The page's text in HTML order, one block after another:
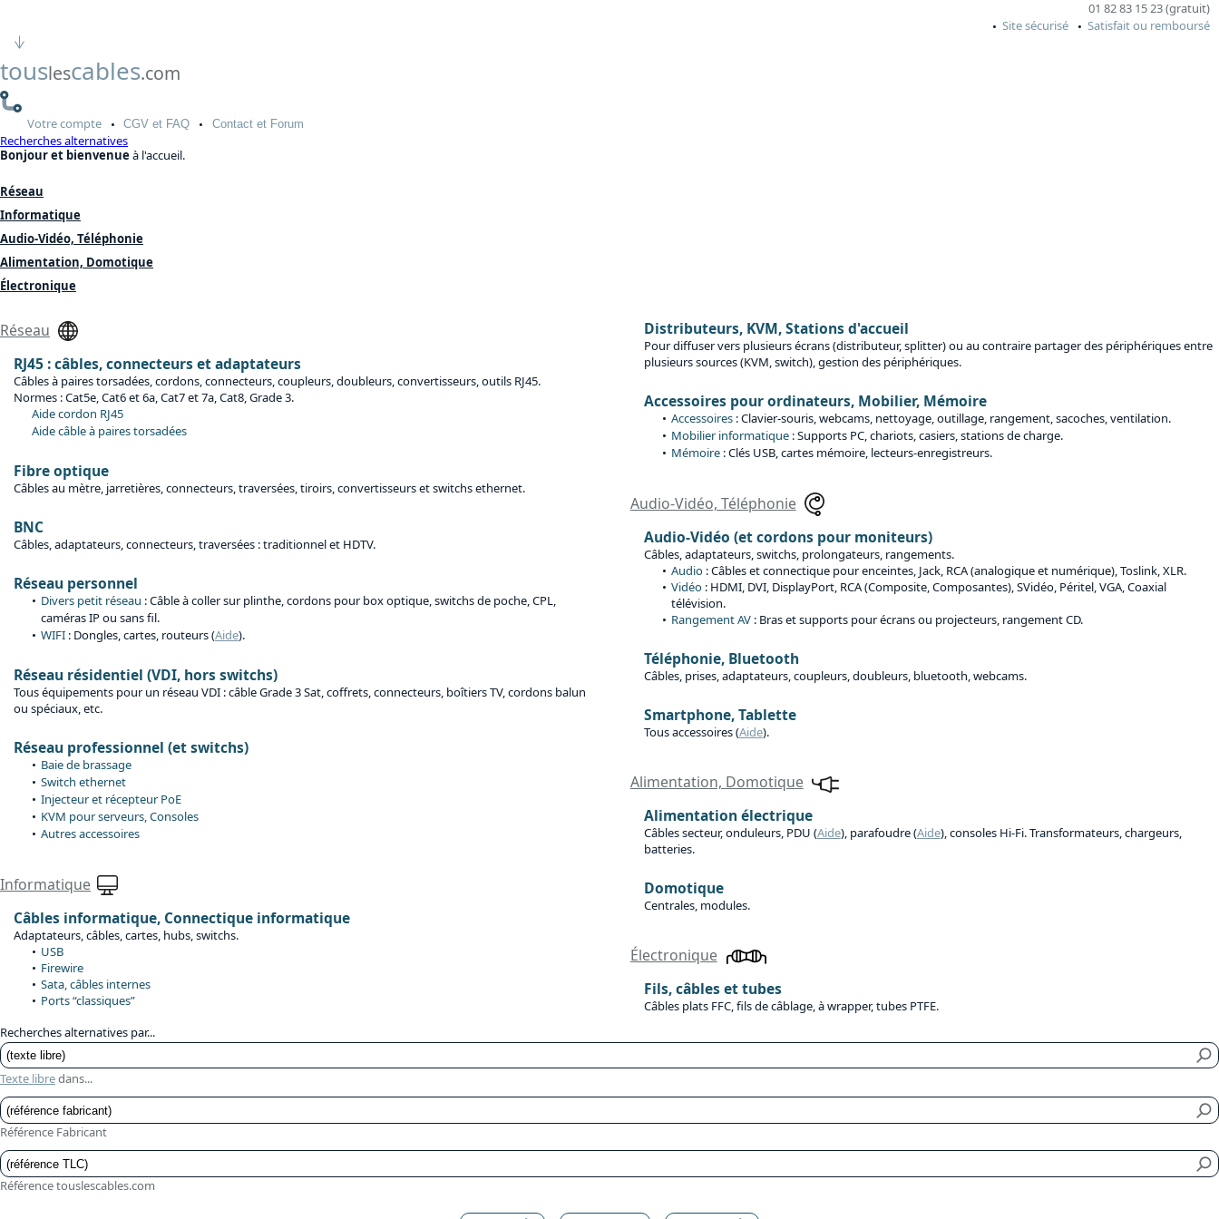
01 82 83 15 23 (gratuit)
Site sécurisé
Satisfait ou remboursé
touslescables.com
Votrecompte CGV et FAQ Contactet Forum
Recherches alternatives
Bonjour et bienvenue à l'accueil.
Réseau
Informatique
Audio-Vidéo, Téléphonie
Alimentation, Domotique
Électronique
Réseau
RJ45 : câbles, connecteurs et adaptateurs
Câbles à paires torsadées, cordons, connecteurs, coupleurs, doubleurs, convertisseurs, outils RJ45.
Normes : Cat5e, Cat6 et 6a, Cat7 et 7a, Cat8, Grade 3.
Aide cordon RJ45
Aide câble à paires torsadées
Fibre optique
Câbles au mètre, jarretières, connecteurs, traversées, tiroirs, convertisseurs et switchs ethernet.
BNC
Câbles, adaptateurs, connecteurs, traversées : traditionnel et HDTV.
Réseau personnel
Divers petit réseau : Câble à coller sur plinthe, cordons pour box optique, switchs de poche, CPL,
caméras IP ou sans fil.
WIFI : Dongles, cartes, routeurs (Aide).
Réseau résidentiel (VDI, hors switchs)
Tous équipements pour un réseau VDI : câble Grade 3 Sat, coffrets, connecteurs, boîtiers TV, cordons balun
ou spéciaux, etc.
Réseau professionnel (et switchs)
Baie de brassage
Switch ethernet
Injecteur et récepteur PoE
KVM pour serveurs, Consoles
Autres accessoires
Informatique
Câbles informatique, Connectique informatique
Adaptateurs, câbles, cartes, hubs, switchs.
USB
Firewire
Sata, câbles internes
Ports “classiques”
Distributeurs, KVM, Stations d'accueil
Pour diffuser vers plusieurs écrans (distributeur, splitter) ou au contraire partager des périphériques entre
plusieurs sources (KVM, switch), gestion des périphériques.
Accessoires pour ordinateurs, Mobilier, Mémoire
Accessoires: Clavier-souris, webcams, nettoyage, outillage, rangement, sacoches, ventilation.
Mobilier informatique: Supports PC, chariots, casiers, stations de charge.
Mémoire: Clés USB, cartes mémoire, lecteurs-enregistreurs.
Audio-Vidéo, Téléphonie
Audio-Vidéo (et cordons pour moniteurs)
Câbles, adaptateurs, switchs, prolongateurs, rangements.
Audio: Câbles et connectique pour enceintes, Jack, RCA (analogique et numérique), Toslink, XLR.
Vidéo: HDMI, DVI, DisplayPort, RCA (Composite, Composantes), SVidéo, Péritel, VGA, Coaxial
télévision.
Rangement AV: Bras et supports pour écrans ou projecteurs, rangement CD.
Téléphonie, Bluetooth
Câbles, prises, adaptateurs, coupleurs, doubleurs, bluetooth, webcams.
Smartphone, Tablette
Tous accessoires (Aide).
Alimentation, Domotique
Alimentation électrique
Câbles secteur, onduleurs, PDU (Aide), parafoudre (Aide), consoles Hi-Fi. Transformateurs, chargeurs,
batteries.
Domotique
Centrales, modules.
Électronique
Fils, câbles et tubes
Câbles plats FFC, fils de câblage, à wrapper, tubes PTFE.
Recherches alternatives par...
Texte libredans...
Référence Fabricant
Référence touslescables.com